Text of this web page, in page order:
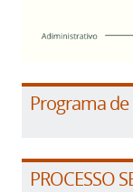
Programa de
PROCESSO